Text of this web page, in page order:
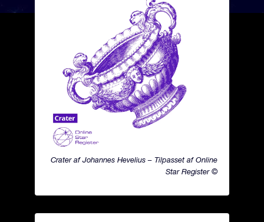
Crater af Johannes Hevelius – Tilpasset af Online
Star Register ©